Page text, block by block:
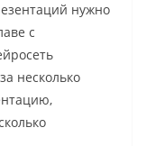
нужно
с
несколько